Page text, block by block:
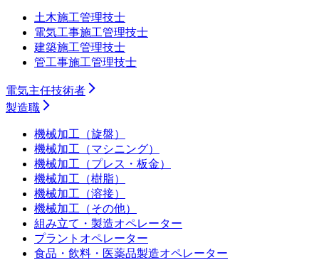
土木施工管理技士
電気工事施工管理技士
建築施工管理技士
管工事施工管理技士
電気主任技術者
製造職
機械加工（旋盤）
機械加工（マシニング）
機械加工（プレス・板金）
機械加工（樹脂）
機械加工（溶接）
機械加工（その他）
組み立て・製造オペレーター
プラントオペレーター
食品・飲料・医薬品製造オペレーター